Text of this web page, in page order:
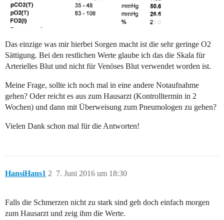
Das einzige was mir hierbei Sorgen macht ist die sehr geringe O2
Sättigung. Bei den restlichen Werte glaube ich das die Skala für
Arterielles Blut und nicht für Venöses Blut verwendet worden ist.
Meine Frage, sollte ich noch mal in eine andere Notaufnahme
gehen? Oder reicht es aus zum Hausarzt (Kontrolltermin in 2
Wochen) und dann mit Überweisung zum Pneumologen zu gehen?
Vielen Dank schon mal für die Antworten!
HansiHans1 7. Juni 2016 um 18:30
2
Falls die Schmerzen nicht zu stark sind geh doch einfach morgen
zum Hausarzt und zeig ihm die Werte.